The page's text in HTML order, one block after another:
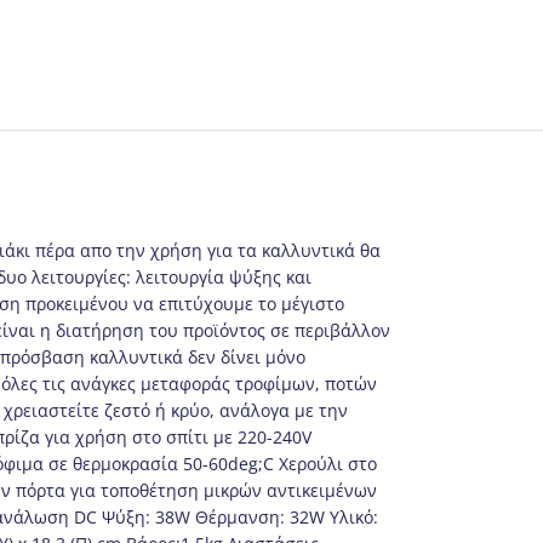
πέρα απο την χρήση για τα καλλυντικά θα
λειτουργίες: λειτουργία ψύξης και
προκειμένου να επιτύχουμε το μέγιστο
η διατήρηση του προϊόντος σε περιβάλλον
καλλυντικά δεν δίνει μόνο
τις ανάγκες μεταφοράς τροφίμων, ποτών
ζεστό ή κρύο, ανάλογα με την
για χρήση στο σπίτι με 220-240V
σε θερμοκρασία 50-60deg;C Χερούλι στο
για τοποθέτηση μικρών αντικειμένων
DC Ψύξη: 38W Θέρμανση: 32W Υλικό: